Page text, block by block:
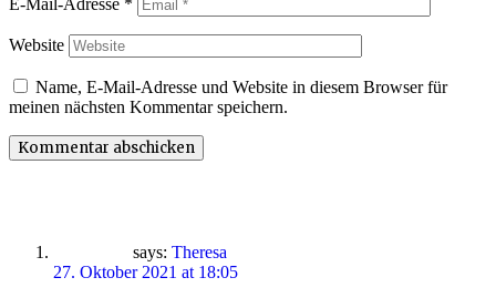
Website
Name, E-Mail-Adresse und Website in diesem Browser für
meinen nächsten Kommentar speichern.
says: Theresa
27. Oktober 2021 at 18:05